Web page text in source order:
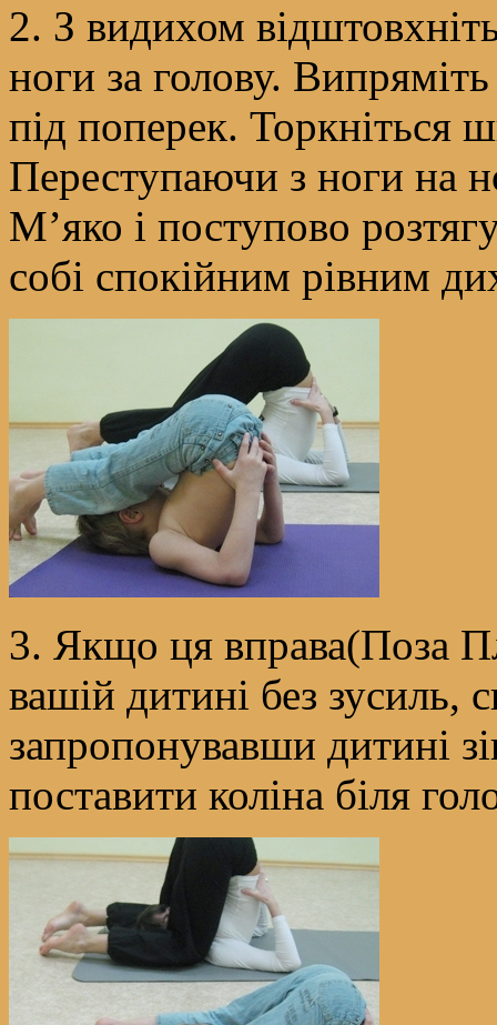
2. З видихом
ноги за голову.
під поперек. Торкніться
Переступаючи з ноги на
М’яко і поступово
собі спокійним рівним
3. Якщо ця вправа(Поза
вашій дитині без зусиль,
запропонувавши дитині
поставити коліна біля